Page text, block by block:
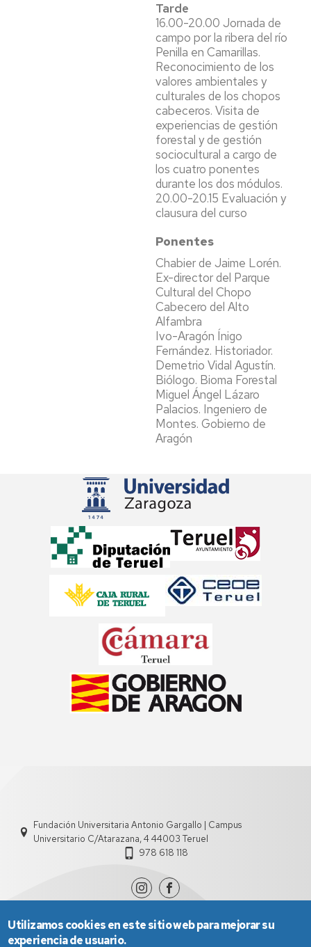
Tarde
16.00-20.00 Jornada de
campo por la ribera del río
Penilla en Camarillas.
Reconocimiento de los
valores ambientales y
culturales de los chopos
cabeceros. Visita de
experiencias de gestión
forestal y de gestión
sociocultural a cargo de
los cuatro ponentes
durante los dos módulos.
20.00-20.15 Evaluación y
clausura del curso
Ponentes
Chabier de Jaime Lorén.
Ex-director del Parque
Cultural del Chopo
Cabecero del Alto
Alfambra
Ivo-Aragón Ínigo
Fernández. Historiador.
Demetrio Vidal Agustín.
Biólogo. Bioma Forestal
Miguel Ángel Lázaro
Palacios. Ingeniero de
Montes. Gobierno de
Aragón
Fundación Universitaria Antonio Gargallo | Campus
Universitario C/Atarazana, 4 44003 Teruel
978 618 118
Utilizamos cookies en este sitio web para mejorar su
experiencia de usuario.